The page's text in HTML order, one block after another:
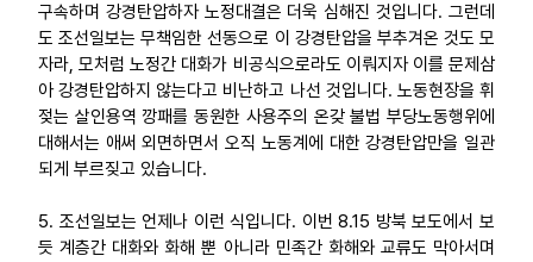
구속하며 강경탄압하자 노정대결은 더욱 심해진 것입니다. 그런데
도 조선일보는 무책임한 선동으로 이 강경탄압을 부추겨온 것도 모
자라, 모처럼 노정간 대화가 비공식으로라도 이뤄지자 이를 문제삼
아 강경탄압하지 않는다고 비난하고 나선 것입니다. 노동현장을 휘
젖는 살인용역 깡패를 동원한 사용주의 온갖 불법 부당노동행위에
대해서는 애써 외면하면서 오직 노동계에 대한 강경탄압만을 일관
되게 부르짖고 있습니다.
5. 조선일보는 언제나 이런 식입니다. 이번 8.15 방북 보도에서 보
듯 계층간 대화와 화해 뿐 아니라 민족간 화해와 교류도 막아서며